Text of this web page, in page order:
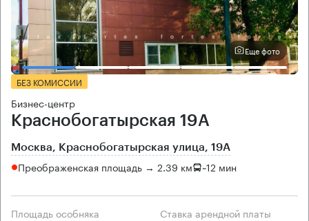
Еще фото
БЕЗ КОМИССИИ
Бизнес-центр
Краснобогатырская 19А
Москва, Краснобогатырская улица, 19А
Преображенская площадь → 2.39 км ~12 мин
Площадь особняка Ставка арендной платы